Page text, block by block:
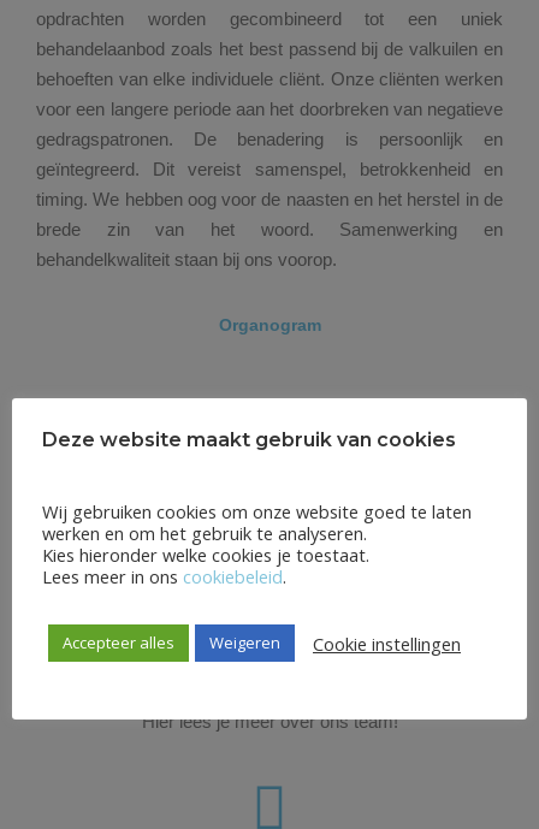
opdrachten worden gecombineerd tot een uniek
behandelaanbod zoals het best passend bij de valkuilen en
behoeften van elke individuele cliënt. Onze cliënten werken
voor een langere periode aan het doorbreken van negatieve
gedragspatronen. De benadering is persoonlijk en
geïntegreerd. Dit vereist samenspel, betrokkenheid en
timing. We hebben oog voor de naasten en het herstel in de
brede zin van het woord. Samenwerking en
behandelkwaliteit staan bij ons voorop.
Organogram
Meer weten?
Hier lees je meer over ons team!
Deze website maakt gebruik van cookies
Wij gebruiken cookies om onze website goed te laten
werken en om het gebruik te analyseren.
Kies hieronder welke cookies je toestaat.
Lees meer in ons cookiebeleid.
Accepteer alles Weigeren Cookie instellingen